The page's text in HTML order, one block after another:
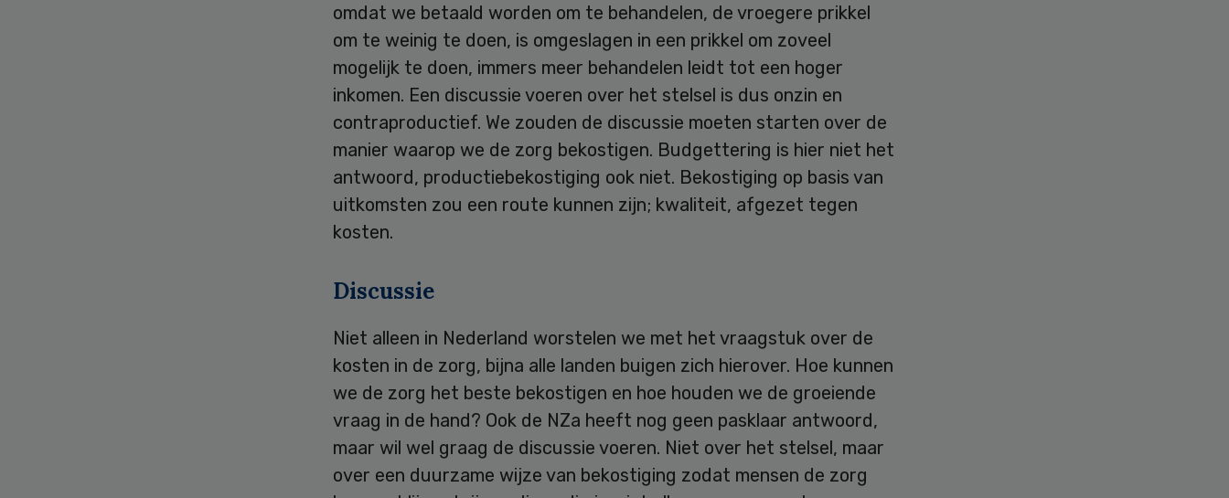
omdat we betaald worden om te behandelen, de vroegere prikkel
om te weinig te doen, is omgeslagen in een prikkel om zoveel
mogelijk te doen, immers meer behandelen leidt tot een hoger
inkomen. Een discussie voeren over het stelsel is dus onzin en
contraproductief. We zouden de discussie moeten starten over de
manier waarop we de zorg bekostigen. Budgettering is hier niet het
antwoord, productiebekostiging ook niet. Bekostiging op basis van
uitkomsten zou een route kunnen zijn; kwaliteit, afgezet tegen
kosten.
Discussie
Niet alleen in Nederland worstelen we met het vraagstuk over de
kosten in de zorg, bijna alle landen buigen zich hierover. Hoe kunnen
we de zorg het beste bekostigen en hoe houden we de groeiende
vraag in de hand? Ook de NZa heeft nog geen pasklaar antwoord,
maar wil wel graag de discussie voeren. Niet over het stelsel, maar
over een duurzame wijze van bekostiging zodat mensen de zorg